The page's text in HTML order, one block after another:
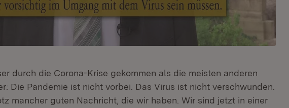
durch die Corona-Krise gekommen als die meisten anderen
Die Pandemie ist nicht vorbei. Das Virus ist nicht verschwunden.
mancher guten Nachricht, die wir haben. Wir sind jetzt in einer